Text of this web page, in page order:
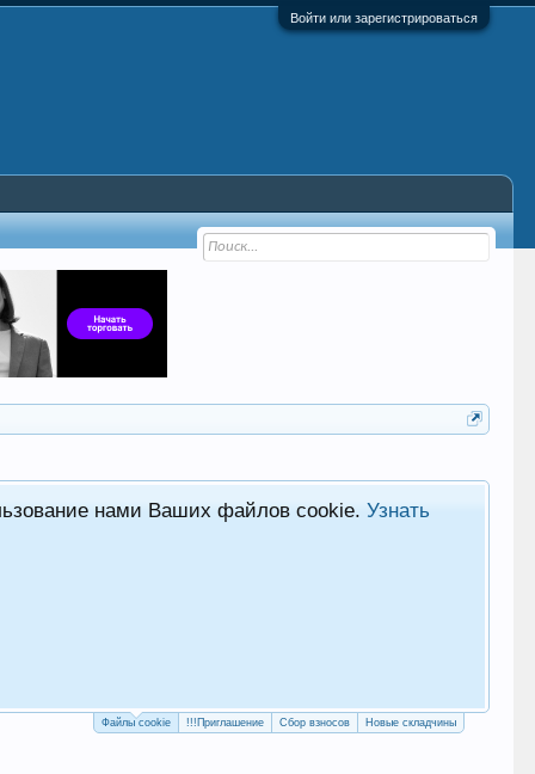
Войти или зарегистрироваться
нами Ваших файлов cookie.Узнать
Файлы cookie !!!Приглашение Сбор взносов Новые складчины